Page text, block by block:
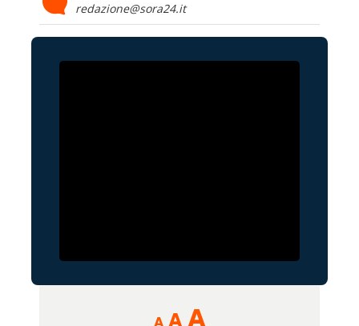
redazione@sora24.it
Reducir
A Restablecer
AAumentar